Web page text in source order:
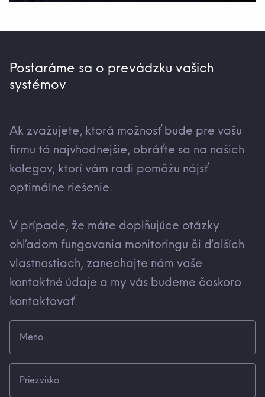
Postaráme sa o prevádzku vašich
systémov
Ak zvažujete, ktorá možnosť bude pre vašu
firmu tá najvhodnejšie, obráťte sa na našich
kolegov, ktorí vám radi pomôžu nájsť
optimálne riešenie.
V prípade, že máte doplňujúce otázky
ohľadom fungovania monitoringu či ďalších
vlastnostiach, zanechajte nám vaše
kontaktné údaje a my vás budeme čoskoro
kontaktovať.